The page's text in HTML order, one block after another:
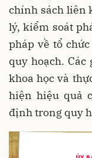
chính sách liên
lý, kiểm soát
pháp về tổ
quy hoạch.
khoa học và
hiện hiệu quả
định trong quy